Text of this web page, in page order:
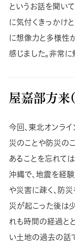
というお話を聞い
に気付くきっかけ
に想像力と多様性
感じました。非常に
屋嘉部方来
今回、東北オンラ
災のことや防災の
あることを忘れて
沖縄で、地震を経
や災害に疎く、防
災が起こった後は
れも時間の経過と
い土地の過去の話